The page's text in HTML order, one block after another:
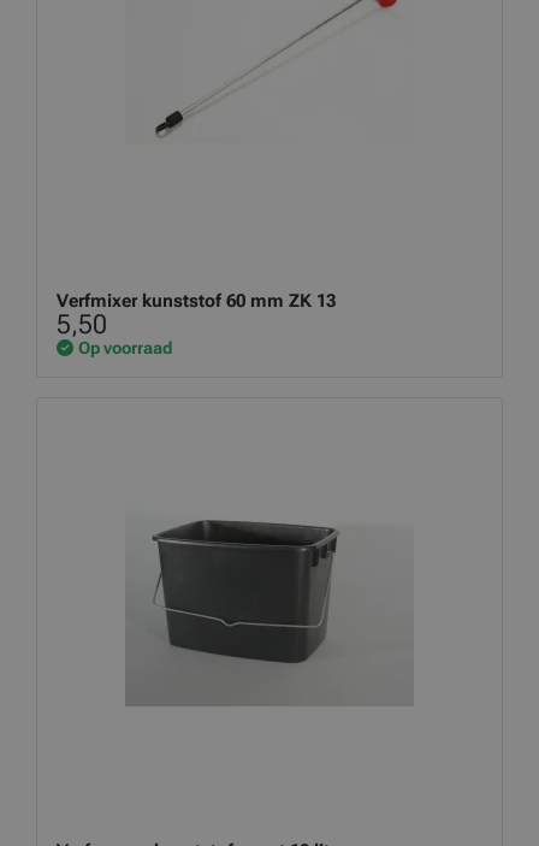
Verfmixer kunststof 60 mm ZK 13
5,50
Op voorraad